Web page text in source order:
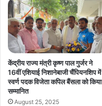
केंद्रीय राज्य मंत्री कृष्ण पाल गुर्जर ने
16वीं एशियाई निशानेबाजी चैंपियनशिप में
स्वर्ण पदक विजेता कपिल बैंसला को किया
सम्मानित
August 25, 2025